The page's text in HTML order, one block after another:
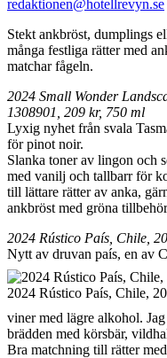
redaktionen@hotellrevyn.se
Stekt ankbröst, dumplings
många festliga rätter med
matchar fågeln.
2024 Small Wonder
1308901, 209 kr, 750 ml
Lyxig nyhet från svala
för pinot noir.
Slanka toner av lingon och
med vanilj och tallbarr för
till lättare rätter av anka,
ankbröst med gröna
2024 Rústico País, Chile,
2024 Rústico País, Chile,
Nytt av druvan país, en av
viner med lägre alkohol.
brädden med körsbär,
Bra matchning till rätter